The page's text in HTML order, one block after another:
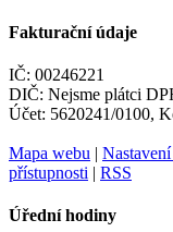
Fakturační údaje
IČ: 00246221
DIČ: Nejsme plátci
Účet: 5620241/0100,
Mapa webu |
přístupnosti | RSS
Úřední hodiny